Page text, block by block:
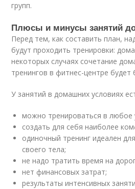
групп.
Плюсы и минусы занятий
Перед тем, как составить план,
будут проходить тренировки:
некоторых случаях сочетание
тренингов в фитнес-центре
У занятий в домашних условиях
можно тренироваться в любое
создать для себя наиболее
одиночный тренинг идеален
своего тела;
не надо тратить время на
нет финансовых затрат;
результаты интенсивных